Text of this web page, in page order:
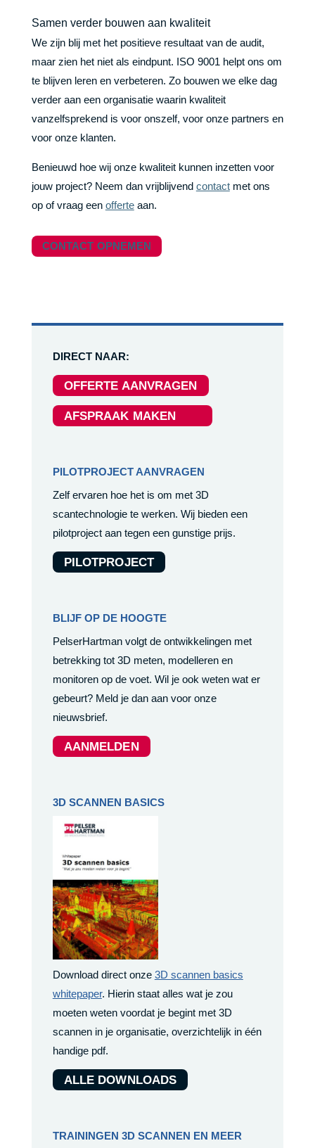
Samen verder bouwen aan kwaliteit
We zijn blij met het positieve resultaat van de audit,
maar zien het niet als eindpunt. ISO 9001 helpt ons om
te blijven leren en verbeteren. Zo bouwen we elke dag
verder aan een organisatie waarin kwaliteit
vanzelfsprekend is voor onszelf, voor onze partners en
voor onze klanten.
Benieuwd hoe wij onze kwaliteit kunnen inzetten voor
jouw project? Neem dan vrijblijvend contactmet ons
op of vraag een offerteaan.
CONTACT OPNEMEN
DIRECT NAAR:
OFFERTE AANVRAGEN
AFSPRAAK MAKEN
PILOTPROJECT AANVRAGEN
Zelf ervaren hoe het is om met 3D
scantechnologie te werken. Wij bieden een
pilotproject aan tegen een gunstige prijs.
PILOTPROJECT
BLIJF OP DE HOOGTE
PelserHartman volgt de ontwikkelingen met
betrekking tot 3D meten, modelleren en
monitoren op de voet. Wil je ook weten wat er
gebeurt? Meld je dan aan voor onze
nieuwsbrief.
AANMELDEN
3D SCANNEN BASICS
Download direct onze 3D scannen basics
whitepaper. Hierin staat alles wat je zou
moeten weten voordat je begint met 3D
scannen in je organisatie, overzichtelijk in één
handige pdf.
ALLE DOWNLOADS
TRAININGEN 3D SCANNEN EN MEER